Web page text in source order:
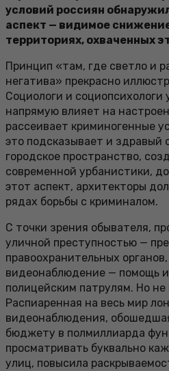
условий россиян
аспект — видимое
территориях, охваченных
Принцип «там, где светло и
негатива» прекрасно
Социологи и
напрямую влияет на
рассеивает криминогенные
это подсказывает и здравый
городское пространство,
современной урбанистики,
этот аспект, архитекторы
рядах борьбы с криминалом.
С точки зрения обывателя,
уличной преступностью —
правоохранительных
видеонаблюдение — помощь
полицейским патрулям. Но не
Распиаренная на весь мир
видеонаблюдения,
бюджету в полмиллиарда
просматривать буквально
улиц, повысила